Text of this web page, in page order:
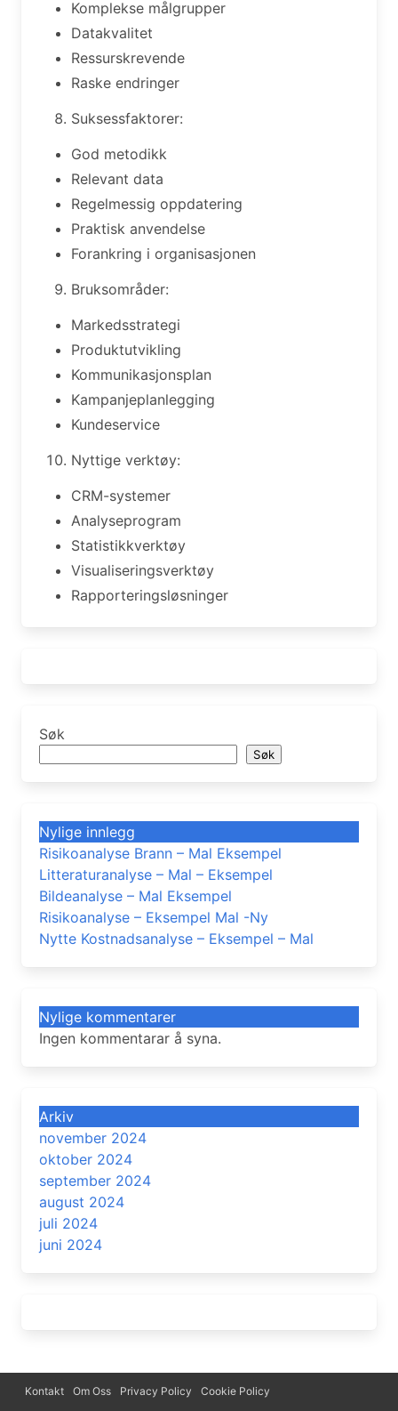
Komplekse målgrupper
Datakvalitet
Ressurskrevende
Raske endringer
Suksessfaktorer:
God metodikk
Relevant data
Regelmessig oppdatering
Praktisk anvendelse
Forankring i organisasjonen
Bruksområder:
Markedsstrategi
Produktutvikling
Kommunikasjonsplan
Kampanjeplanlegging
Kundeservice
Nyttige verktøy:
CRM-systemer
Analyseprogram
Statistikkverktøy
Visualiseringsverktøy
Rapporteringsløsninger
Søk
Søk
Nylige innlegg
Risikoanalyse Brann – Mal Eksempel
Litteraturanalyse – Mal – Eksempel
Bildeanalyse – Mal Eksempel
Risikoanalyse – Eksempel Mal -Ny
Nytte Kostnadsanalyse – Eksempel – Mal
Nylige kommentarer
Ingen kommentarar å syna.
Arkiv
november 2024
oktober 2024
september 2024
august 2024
juli 2024
juni 2024
Kontakt Om Oss Privacy Policy Cookie Policy